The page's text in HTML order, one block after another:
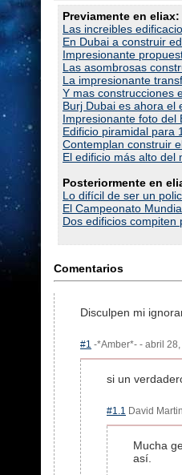
Previamente en eliax:
Las increibles
En Dubai a construir
Impresionante
Las asombrosas
La impresionante
Y mas construcciones
Burj Dubai es ahora el
Impresionante foto del
Edificio piramidal para
Contemplan construir
El edificio más alto del
Posteriormente en
Lo difícil de ser un
El Campeonato
Dos edificios compiten
Comentarios
Disculpen mi
#1 -*Amber*- - abril
si un
#1.1 David
Mucha
así.